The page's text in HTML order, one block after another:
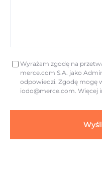
Wyrażam zgodę na
merce.com S.A. jako
odpowiedzi. Zgodę mogę
iodo@merce.com. Więcej